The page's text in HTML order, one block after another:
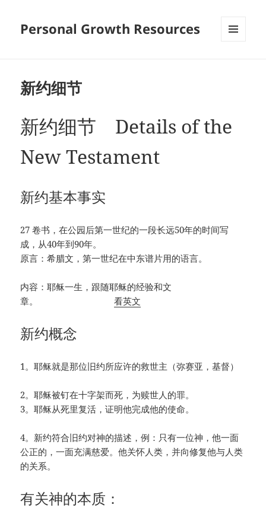
Personal Growth Resources
新约细节
新约细节 Details of the
New Testament
新约基本事实
27 卷书，在公园后第一世纪的一段长远50年的时间写
成，从40年到90年。
原言：希腊文，第一世纪在中东谱片用的语言。
内容：耶稣一生，跟随耶稣的经验和文
章。看英文
新约概念
1。耶稣就是那位旧约所应许的救世主（弥赛亚，基督）
2。耶稣被钉在十字架而死，为赎世人的罪。
3。耶稣从死里复活，证明他完成他的使命。
4。新约符合旧约对神的描述，例：只有一位神，他一面
公正的，一面充满慈爱。他关怀人类，并向修复他与人类
的关系。
有关神的本质：